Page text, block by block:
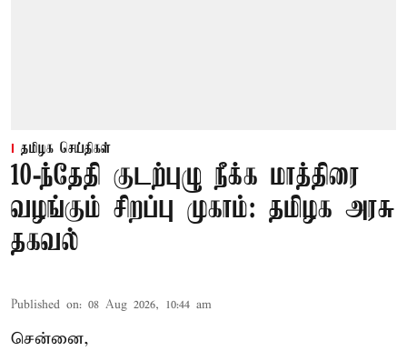
தமிழக செய்திகள்
10-ந்தேதி குடற்புழு நீக்க மாத்திரை
வழங்கும் சிறப்பு முகாம்: தமிழக அரசு
தகவல்
Published on: 08 Aug 2026, 10:44 am
சென்னை,